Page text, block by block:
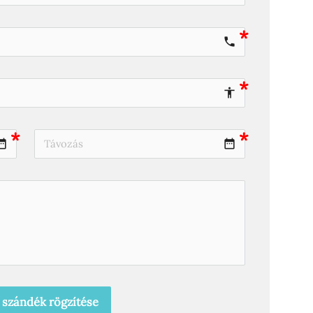
local_phone
accessibility
date_range
rögzítése